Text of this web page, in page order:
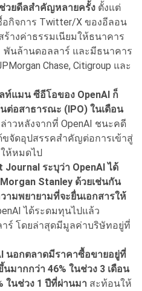
วยดีลสำคัญหลายครั้ง ตั้งแต่
อกิจการ Twitter/X ของอีลอน
างค่าธรรมเนียมให้ธนาคาร
พันล้านดอลลาร์ และมีธนาคาร
Chase, Citigroup และ
แมน ซีอีโอของ OpenAI ก็
ต่อสาธารณะ (IPO) ในเดือน
าวหลังจากที่ OpenAI ชนะคดี
จัดอุปสรรคสำคัญต่อการเข้าสู่
ห้หมดไป
ระบุว่า OpenAI ได้
Stanley ด้วยเช่นกัน
ามพยายามที่จะยื่นเอกสารให้
ได้ระดมทุนไปแล้ว
ร์ โดยล่าสุดมีมูลค่าบริษัทอยู่ที่
นอกตลาดมีราคาซื้อขายอยู่ที่
มากกว่า 46% ในช่วง 3 เดือน
ในช่วง 1 ปีที่ผ่านมา สะท้อนให้